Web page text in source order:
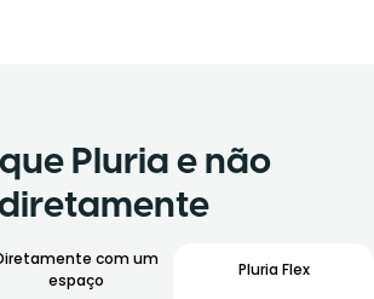
Pluria e não
com um
espaço
Pluria Flex